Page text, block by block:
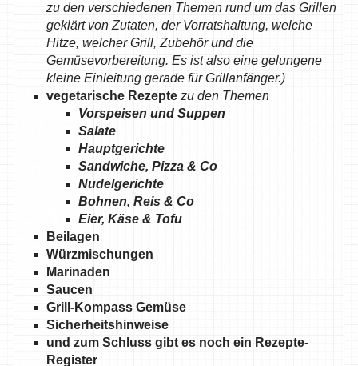
zu den verschiedenen Themen rund um das Grillen
geklärt von Zutaten, der Vorratshaltung, welche
Hitze, welcher Grill, Zubehör und die
Gemüsevorbereitung. Es ist also eine gelungene
kleine Einleitung gerade für Grillanfänger.)
vegetarische Rezepte zu den Themen
Vorspeisen und Suppen
Salate
Hauptgerichte
Sandwiche, Pizza & Co
Nudelgerichte
Bohnen, Reis & Co
Eier, Käse & Tofu
Beilagen
Würzmischungen
Marinaden
Saucen
Grill-Kompass Gemüse
Sicherheitshinweise
und zum Schluss gibt es noch ein Rezepte-
Register